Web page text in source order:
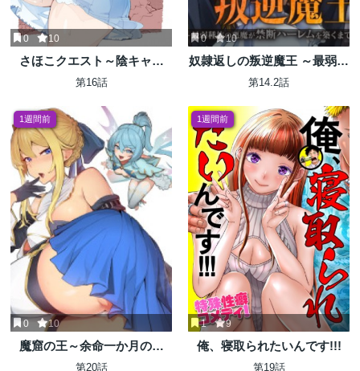
0 10
さほこクエスト～陰キャ女
子、紳士向け同人RPG世界で
第16話
0 10
奴隷返しの叛逆魔王 ～最弱種
族の悪魔が禁断ハーレムを築
第14.2話
1週間前
0 10
魔窟の王～余命一か月の童
貞、魔法少女ハーレムを築い
第20話
1週間前
1 9
俺、寝取られたいんです!!!
第19話